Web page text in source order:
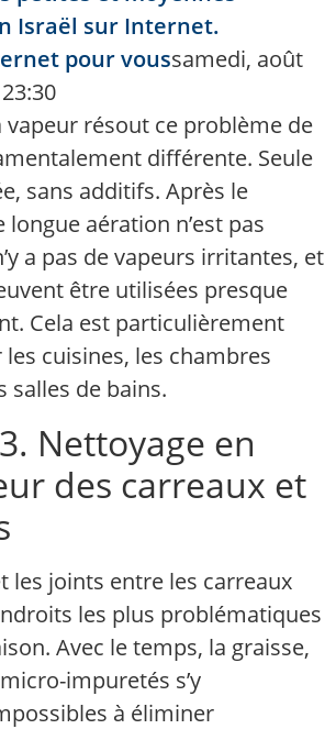
Israël sur Internet.
pour voussamedi, août
vapeur résout ce problème de
différente. Seule
sans additifs. Après le
longue aération n’est pas
a pas de vapeurs irritantes, et
être utilisées presque
Cela est particulièrement
cuisines, les chambres
salles de bains.
Nettoyage en
des carreaux et
les joints entre les carreaux
les plus problématiques
Avec le temps, la graisse,
impuretés s’y
à éliminer